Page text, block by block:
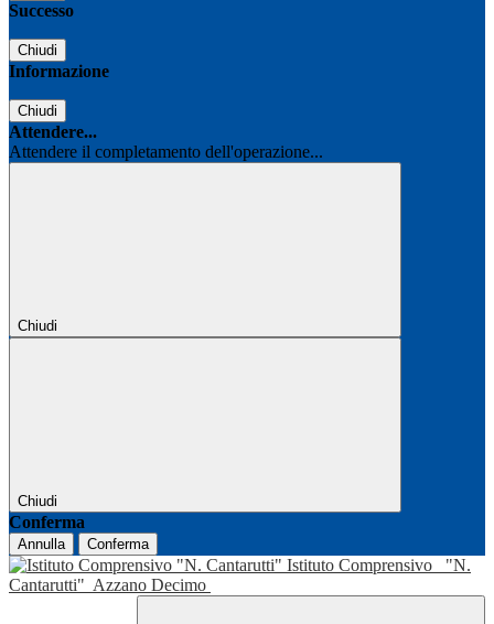
Successo
Chiudi
Informazione
Chiudi
Attendere...
Attendere il completamento dell'operazione...
Chiudi
Chiudi
Conferma
Annulla Conferma
Istituto Comprensivo
"N.
Cantarutti" Azzano Decimo